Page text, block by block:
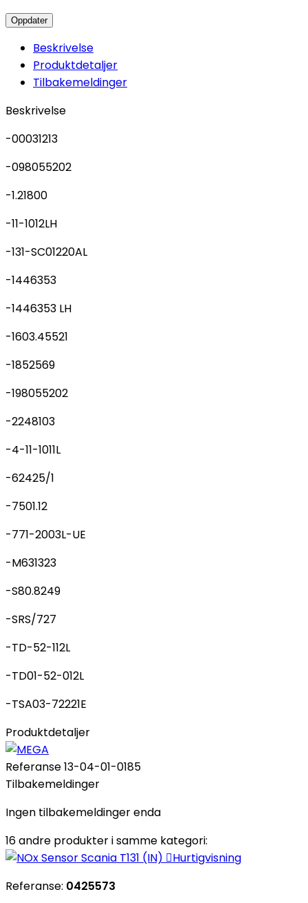
Beskrivelse
Produktdetaljer
Tilbakemeldinger
Beskrivelse
-00031213
-098055202
-1.21800
-11-1012LH
-131-SC01220AL
-1446353
-1446353 LH
-1603.45521
-1852569
-198055202
-2248103
-4-11-1011L
-62425/1
-7501.12
-771-2003L-UE
-M631323
-S80.8249
-SRS/727
-TD-52-112L
-TD01-52-012L
-TSA03-72221E
Produktdetaljer
Referanse13-04-01-0185
Tilbakemeldinger
Ingen tilbakemeldinger enda
16 andre produkter i samme kategori:
Hurtigvisning
Referanse: 0425573